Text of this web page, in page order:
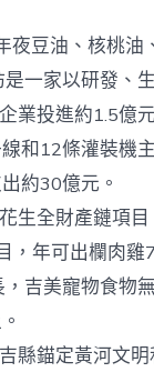
豆油、核桃油
一家以研發、
業投進約1.5億
和12條灌裝機
約30億元。
全財產鏈項目
，年可出欄肉雞
吉美寵物食物
錨定黃河文明